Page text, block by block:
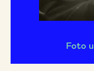
Foto